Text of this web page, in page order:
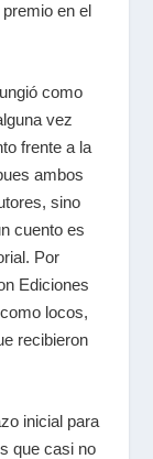
en el
como
vez
frente a la
ambos
sino
cuento es
Por
Ediciones
locos,
recibieron
inicial para
que casi no